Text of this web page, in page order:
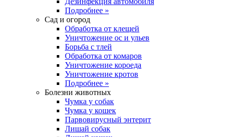
Подробнее »
Сад и огород
Обработка от клещей
Уничтожение ос и ульев
Борьба с тлей
Обработка от комаров
Уничтожение короеда
Уничтожение кротов
Подробнее »
Болезни животных
Чумка у собак
Чумка у кошек
Парвовирусный энтерит
Лишай собак